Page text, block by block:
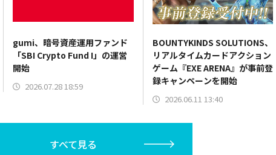
gumi、暗号資産運用ファンド
「SBI Crypto Fund I」の運営
開始
2026.07.28 18:59
BOUNTYKINDS SOLUTIONS、
リアルタイムカードアクション
ゲーム『EXE ARENA』が事前登
録キャンペーンを開始
2026.06.11 13:40
すべて見る